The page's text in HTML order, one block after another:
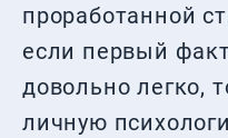
проработанной
если первый
довольно легко,
личную